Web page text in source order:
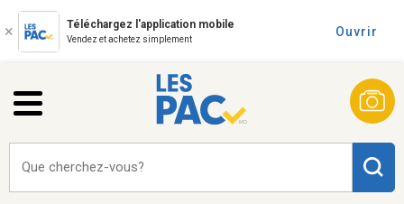
Téléchargez l'application mobile
Vendez et achetez simplement
Ouvrir
Que cherchez-vous?